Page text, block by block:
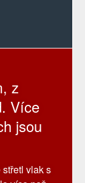
z
Více
jsou
vlak s